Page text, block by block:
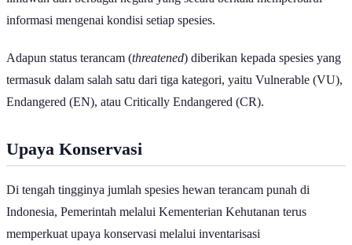
informasi mengenai kondisi setiap spesies.
Adapun status terancam (threatened) diberikan kepada spesies yang
termasuk dalam salah satu dari tiga kategori, yaitu Vulnerable (VU),
Endangered (EN), atau Critically Endangered (CR).
Upaya Konservasi
Di tengah tingginya jumlah spesies hewan terancam punah di
Indonesia, Pemerintah melalui Kementerian Kehutanan terus
memperkuat upaya konservasi melalui inventarisasi